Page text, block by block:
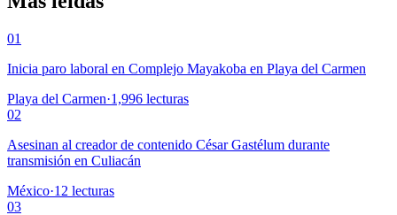
01
Inicia paro laboral en Complejo Mayakoba en Playa del Carmen
Playa del Carmen·1,996 lecturas
02
Asesinan al creador de contenido César Gastélum durante
transmisión en Culiacán
México·12 lecturas
03